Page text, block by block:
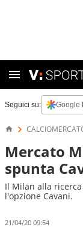
Seguici su: Google
Mercato
spunta
Il Milan alla
l'opzione Cavani.
21/04/20 09:54